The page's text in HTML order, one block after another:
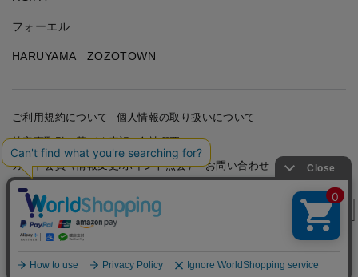
絞り込み
フォーエル
HARUYAMA ZOZOTOWN
ご利用規約について
個人情報の取り扱いについて
特定商取引に基づく表記
会社概要
カード会員（情報変更/ポイント照会）
お問い合わせ
Copyright © HARUYAMA TRADING CO.,LTD. All Rights